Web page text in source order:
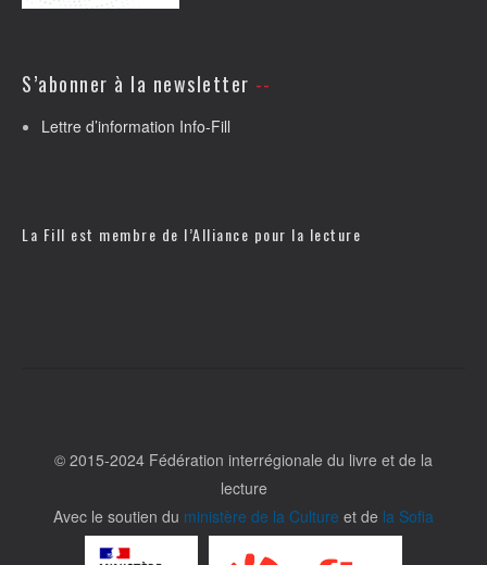
S’abonner à la newsletter
Lettre d’information Info-Fill
La Fill est membre de l’Alliance pour la lecture
© 2015-2024 Fédération interrégionale du livre et de la
lecture
Avec le soutien du ministère de la Culture et de la Sofia